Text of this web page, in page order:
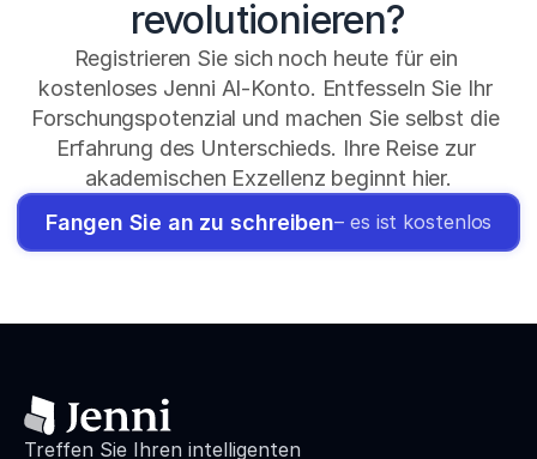
revolutionieren?
Registrieren Sie sich noch heute für ein
kostenloses Jenni AI-Konto. Entfesseln Sie Ihr
Forschungspotenzial und machen Sie selbst die
Erfahrung des Unterschieds. Ihre Reise zur
akademischen Exzellenz beginnt hier.
Fangen Sie an zu schreiben– es ist kostenlos
Treffen Sie Ihren intelligenten